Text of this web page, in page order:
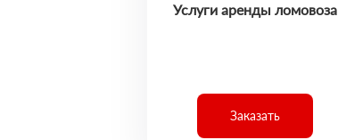
Услуги аренды ломовоза
Заказать